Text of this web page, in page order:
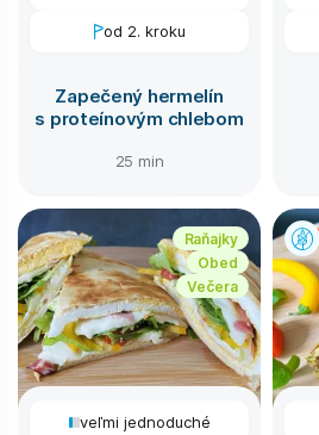
od 2. kroku
Zapečený hermelín
s proteínovým chlebom
25 min
Raňajky
Obed
Večera
veľmi jednoduché